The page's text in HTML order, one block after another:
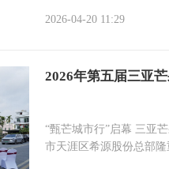
2026-04-20 11:29
2026年第五届三亚
“甄芒城市行”启幕 三亚
市天涯区希源股份总部隆